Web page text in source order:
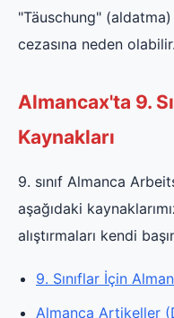
"Täuschung"
cezasına neden olabilir.
Almancax'ta 9.
Kaynakları
9. sınıf Almanca
aşağıdaki
alıştırmaları kendi
9. Sınıflar İçin
Almanca Artikeller